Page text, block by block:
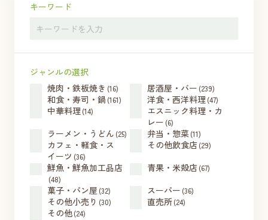
キーワード
ジャンルの選択
焼肉・鉄板焼き (16) 居酒屋・バー (239)
和食・寿司・鍋 (161) 洋食・西洋料理 (47)
中華料理 (14)
エスニック料理・カ
レー (6)
ラーメン・うどん (25) 弁当・惣菜(11)
カフェ・軽食・ス
イーツ (36)
その他飲食店(29)
鮮魚・鮮魚加工品店
(48)
青果・米殻店(67)
菓子・パン屋 (32) スーパー (36)
その他小売り (30) 直売所(24)
その他(24)